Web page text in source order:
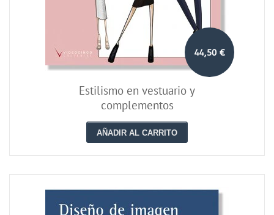
44,50 €
Estilismo en vestuario y
complementos
AÑADIR AL CARRITO